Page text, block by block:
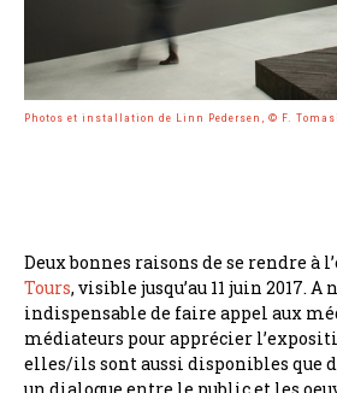
Photos et installation de Linn Pedersen, © F.
Deux bonnes raisons de se rendre à
Tours, visible jusqu’au 11 juin 2017.
indispensable de faire appel aux
médiateurs pour apprécier
elles/ils sont aussi disponibles que